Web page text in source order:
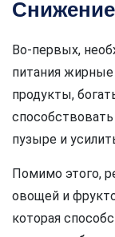
Во-первых,
питания
продукты,
пузыре и
Помимо этого,
овощей и
которая